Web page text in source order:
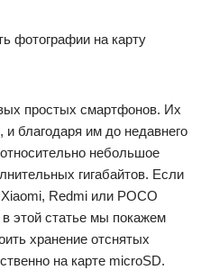
простых смартфонов. Их
благодаря им до недавнего
небольшое
гигабайтов. Если
Redmi или POCO
этой статье мы покажем
хранение отснятых
на карте microSD.